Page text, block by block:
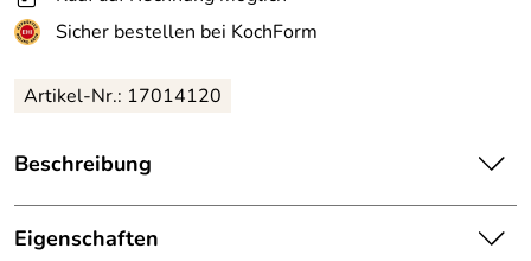
Sicher bestellen bei KochForm
Artikel-Nr.: 17014120
Beschreibung
MonbentoMB Tresor Bento-Box in blau Dino. Die
Lunchbox für Kids! Mit auswechselbaren Motiven auf dem
Eigenschaften